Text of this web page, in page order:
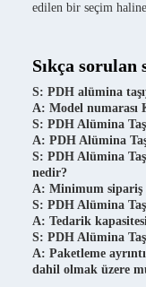
edilen bir seçim
Sıkça sorulan
S: PDH alümina
A: Model numarası
S: PDH Alümina
A: PDH Alümina
S: PDH Alümina
nedir?
A: Minimum sipariş
S: PDH Alümina
A: Tedarik
S: PDH Alümina
A: Paketleme
dahil olmak üzere